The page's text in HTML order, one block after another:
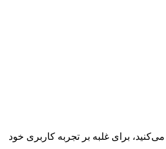
برای غلبه بر تجربه کاربری خود